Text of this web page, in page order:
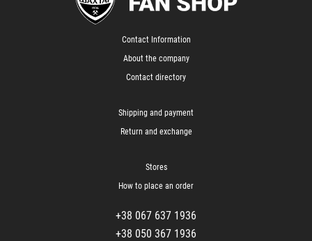
Contact Information
About the company
Contact directory
Shipping and payment
Return and exchange
Stores
How to place an order
+38 067 637 1936
+38 050 367 1936